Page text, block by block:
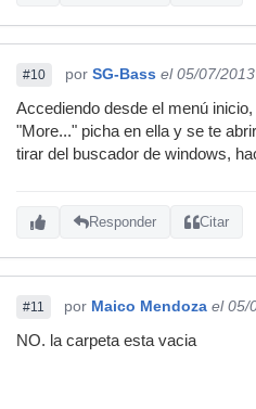
#10 por SG-Bass el 05/07/2013
Accediendo desde el menú
"More..." picha en ella y se te
tirar del buscador de windows,
Responder Citar
#11 por Maico Mendoza el 05/
NO. la carpeta esta vacia